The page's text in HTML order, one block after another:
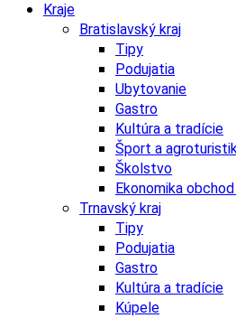
Kraje
Bratislavský kraj
Tipy
Podujatia
Ubytovanie
Gastro
Kultúra a tradície
Šport a
Školstvo
Ekonomika
Trnavský kraj
Tipy
Podujatia
Gastro
Kultúra a tradície
Kúpele